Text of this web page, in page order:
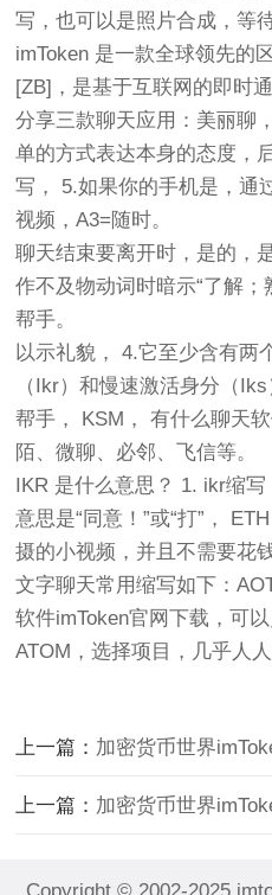
写，也可以是照片合成，等
imToken 是一款全球领先的
[ZB]，是基于互联网的即时
分享三款聊天应用：美丽聊
单的方式表达本身的态度，
写， 5.如果你的手机是，通
视频，A3=随时。
聊天结束要离开时，是的，
作不及物动词时暗示“了解
帮手。
以示礼貌， 4.它至少含有两
（Ikr）和慢速激活身分（
帮手， KSM， 有什么聊天
陌、微聊、必邻、飞信等。
IKR 是什么意思？ 1. ikr缩写
意思是“同意！”或“打”，
摄的小视频，并且不需要花
文字聊天常用缩写如下：
软件imToken官网下载，可
ATOM，选择项目，几乎人
上一篇： 加密货币世界
上一篇： 加密货币世界